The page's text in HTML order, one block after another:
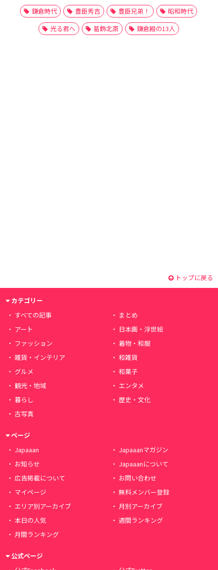
鎌倉時代
豊臣秀吉 豊臣兄弟！
昭和時代
光る君へ
葛飾北斎 鎌倉殿の13人
トップに戻る
カテゴリー
すべての記事
まとめ
アート
日本画・浮世絵
ファッション
着物・和服
雑貨・インテリア
和雑貨
グルメ
和菓子
観光・地域
エンタメ
暮らし
歴史・文化
古写真
ページ
Japaaan
Japaaanマガジン
お知らせ
Japaaanについて
広告掲載について
お問い合わせ
マイページ
無料メンバー登録
エリア別アーカイブ
月別アーカイブ
本日の人気
週間ランキング
月間ランキング
公式ページ